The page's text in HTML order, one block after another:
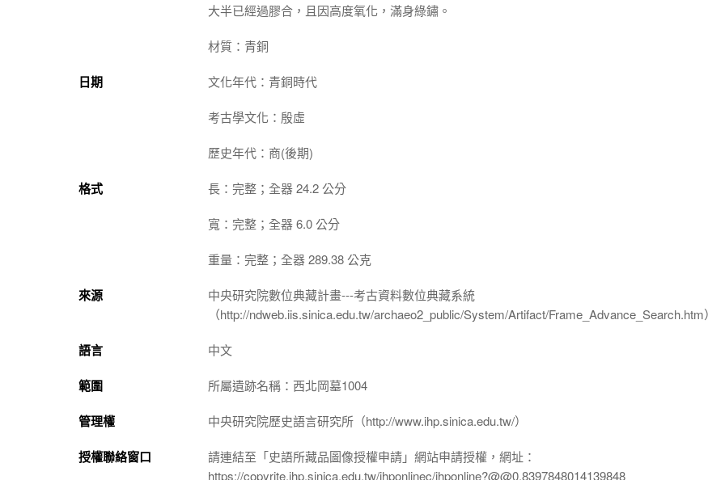
大半已經過膠合，且因高度氧化，滿身綠鏽。
材質：青銅
日期 文化年代：青銅時代
考古學文化：殷虛
歷史年代：商(後期)
格式 長：完整；全器 24.2 公分
寬：完整；全器 6.0 公分
重量：完整；全器 289.38 公克
來源
中央研究院數位典藏計畫---考古資料數位典藏系統
（http://ndweb.iis.sinica.edu.tw/archaeo2_public/System/Artifact/Frame_Advance_Search.htm）
語言 中文
範圍 所屬遺跡名稱：西北岡墓1004
管理權 中央研究院歷史語言研究所（http://www.ihp.sinica.edu.tw/）
授權聯絡窗口
請連結至「史語所藏品圖像授權申請」網站申請授權，網址：
https://copyrite.ihp.sinica.edu.tw/ihponlinec/ihponline?@@0.8397848014139848